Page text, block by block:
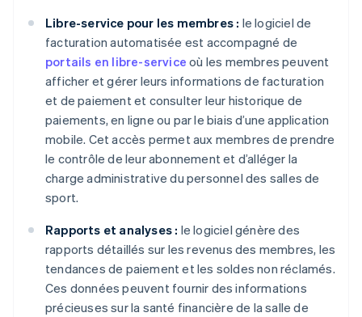
Libre-service pour les membres : le logiciel de
facturation automatisée est accompagné de
portails en libre-service où les membres peuvent
afficher et gérer leurs informations de facturation
et de paiement et consulter leur historique de
paiements, en ligne ou par le biais d’une application
mobile. Cet accès permet aux membres de prendre
le contrôle de leur abonnement et d’alléger la
charge administrative du personnel des salles de
sport.
Rapports et analyses : le logiciel génère des
rapports détaillés sur les revenus des membres, les
tendances de paiement et les soldes non réclamés.
Ces données peuvent fournir des informations
précieuses sur la santé financière de la salle de